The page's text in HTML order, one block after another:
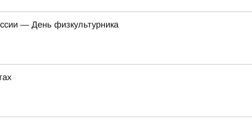
— День физкультурника